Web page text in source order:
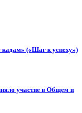
(«Шаг к успеху»)
участие в Общем и